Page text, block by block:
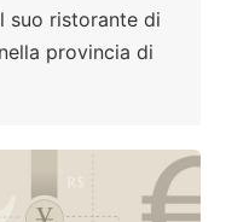
suo ristorante di
provincia di